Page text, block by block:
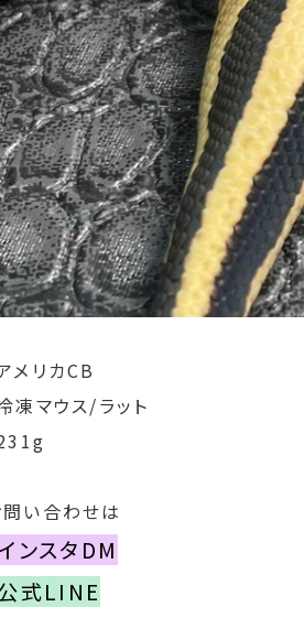
メリカCB
凍マウス/ラット
い合わせは
インスタDM
公式LINE